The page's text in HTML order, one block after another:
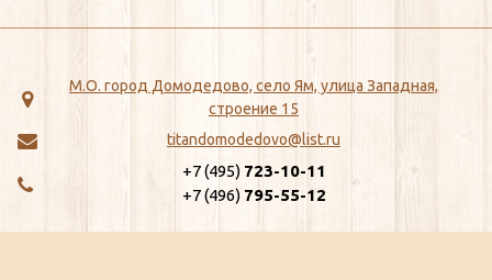
М.О. город Домодедово, село Ям, улица Западная,
строение 15
titandomodedovo@list.ru
+7 (495) 723-10-11
+7 (496) 795-55-12